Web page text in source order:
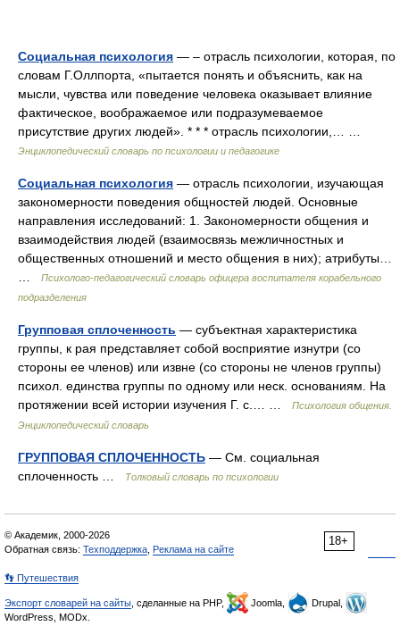
Социальная психология — – отрасль психологии, которая, по
словам Г.Оллпорта, «пытается понять и объяснить, как на
мысли, чувства или поведение человека оказывает влияние
фактическое, воображаемое или подразумеваемое
присутствие других людей». * * * отрасль психологии,… …
Энциклопедический словарь по психологии и педагогике
Социальная психология — отрасль психологии, изучающая
закономерности поведения общностей людей. Основные
направления исследований: 1. Закономерности общения и
взаимодействия людей (взаимосвязь межличностных и
общественных отношений и место общения в них); атрибуты…
Психолого-педагогический словарь офицера воспитателя корабельного
подразделения
Групповая сплоченность — субъектная характеристика
группы, к рая представляет собой восприятие изнутри (со
стороны ее членов) или извне (со стороны не членов группы)
психол. единства группы по одному или неск. основаниям. На
протяжении всей истории изучения Г. с.… …
Психология общения.
Энциклопедический словарь
ГРУППОВАЯ СПЛОЧЕННОСТЬ — См. социальная
сплоченность …
Толковый словарь по психологии
18+
© Академик, 2000-2026
Обратная связь: Техподдержка Реклама на сайте
👣 Путешествия
Экспорт словарей на сайты , сделанные на PHP, Joomla,
Drupal,
WordPress, MODx.